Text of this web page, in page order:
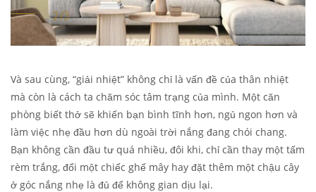
Và sau cùng, “giải nhiệt” không chỉ là vấn đề của thân nhiệt
mà còn là cách ta chăm sóc tâm trạng của mình. Một căn
phòng biết thở sẽ khiến bạn bình tĩnh hơn, ngủ ngon hơn và
làm việc nhẹ đầu hơn dù ngoài trời nắng đang chói chang.
Bạn không cần đầu tư quá nhiều, đôi khi, chỉ cần thay một tấm
rèm trắng, đổi một chiếc ghế mây hay đặt thêm một chậu cây
ở góc nắng nhẹ là đủ để không gian dịu lại.